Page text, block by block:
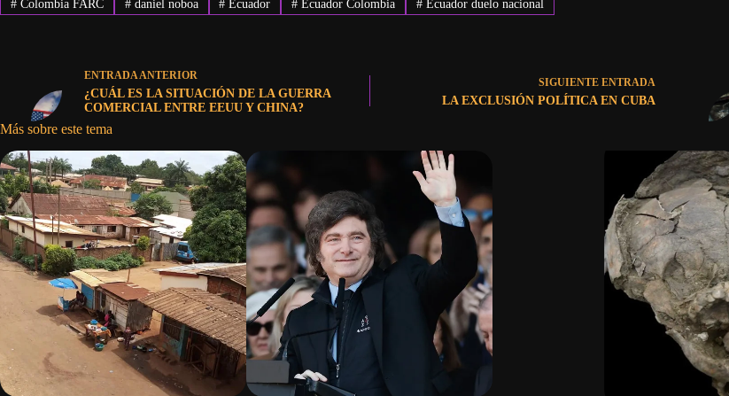
#Colombia FARC #daniel noboa # Ecuador # Ecuador Colombia # Ecuador duelo nacional
ENTRADA ANTERIOR
¿CUÁL ES LA SITUACIÓN DE LA GUERRA
COMERCIAL ENTRE EEUU Y CHINA?
SIGUIENTE ENTRADA
LA EXCLUSIÓN POLÍTICA EN CUBA
Más sobre este tema